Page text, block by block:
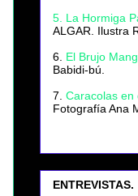
5. La Hormiga
ALGAR. Ilustra
6. El Brujo
Babidi-bú.
7. Caracolas en
Fotografía Ana
ENTREVISTAS.